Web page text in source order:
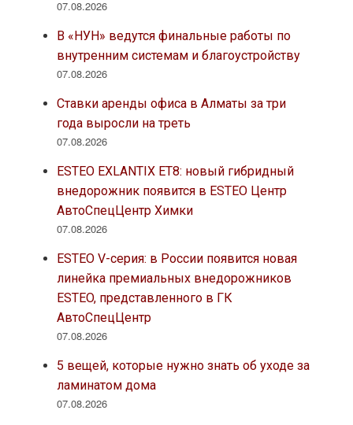
07.08.2026
В «НУН» ведутся финальные работы по
внутренним системам и благоустройству
07.08.2026
Ставки аренды офиса в Алматы за три
года выросли на треть
07.08.2026
ESTEO EXLANTIX ET8: новый гибридный
внедорожник появится в ESTEO Центр
АвтоСпецЦентр Химки
07.08.2026
ESTEO V-серия: в России появится новая
линейка премиальных внедорожников
ESTEO, представленного в ГК
АвтоСпецЦентр
07.08.2026
5 вещей, которые нужно знать об уходе за
ламинатом дома
07.08.2026